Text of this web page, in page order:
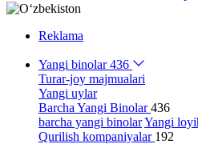
Reklama
Yangi binolar436
Turar-joy majmualari
Yangi uylar
Barcha Yangi Binolar436
barcha yangi binolarYangi
Qurilish kompaniyalar 192